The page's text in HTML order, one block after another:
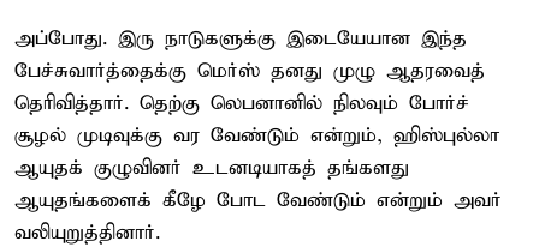
அப்போது. இரு நாடுகளுக்கு இடையேயான இந்த
பேச்சுவார்த்தைக்கு மெர்ஸ் தனது முழு ஆதரவைத்
தெரிவித்தார். தெற்கு லெபனானில் நிலவும் போர்ச்
சூழல் முடிவுக்கு வர வேண்டும் என்றும், ஹிஸ்புல்லா
ஆயுதக் குழுவினர் உடனடியாகத் தங்களது
ஆயுதங்களைக் கீழே போட வேண்டும் என்றும் அவர்
வலியுறுத்தினார்.